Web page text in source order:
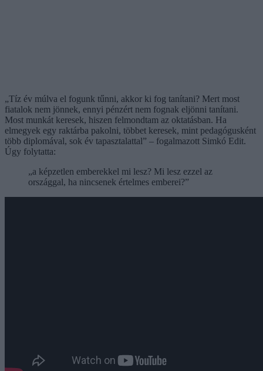
„Tíz év múlva el fogunk tűnni, akkor ki fog tanítani? Mert most
fiatalok nem jönnek, ennyi pénzért nem fognak eljönni tanítani.
Most munkát keresek, hiszen felmondtam az oktatásban. Ha
elmegyek egy raktárba pakolni, többet keresek, mint pedagógusként
több diplomával, sok év tapasztalattal” – fogalmazott Simkó Edit.
Úgy folytatta:
„a képzetlen emberekkel mi lesz? Mi lesz ezzel az
országgal, ha nincsenek értelmes emberei?”